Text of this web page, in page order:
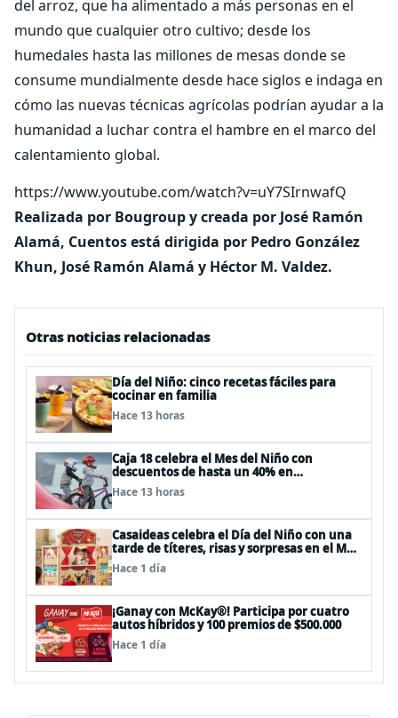
del arroz, que ha alimentado a más personas en el
mundo que cualquier otro cultivo; desde los
humedales hasta las millones de mesas donde se
consume mundialmente desde hace siglos e indaga en
cómo las nuevas técnicas agrícolas podrían ayudar a la
humanidad a luchar contra el hambre en el marco del
calentamiento global.
https://www.youtube.com/watch?v=uY7SIrnwafQ
Realizada por Bougroup y creada por José Ramón
Alamá, Cuentos está dirigida por Pedro González
Khun, José Ramón Alamá y Héctor M. Valdez.
Otras noticias relacionadas
Día del Niño: cinco recetas fáciles para
cocinar en familia
Hace 13 horas
Caja 18 celebra el Mes del Niño con
descuentos de hasta un 40% en
panoramas, cine, shows y streaming
Hace 13 horas
Casaideas celebra el Día del Niño con una
tarde de títeres, risas y sorpresas en el Mall
Plaza Vespucio
Hace 1 día
¡Ganay con McKay®! Participa por cuatro
autos híbridos y 100 premios de $500.000
Hace 1 día